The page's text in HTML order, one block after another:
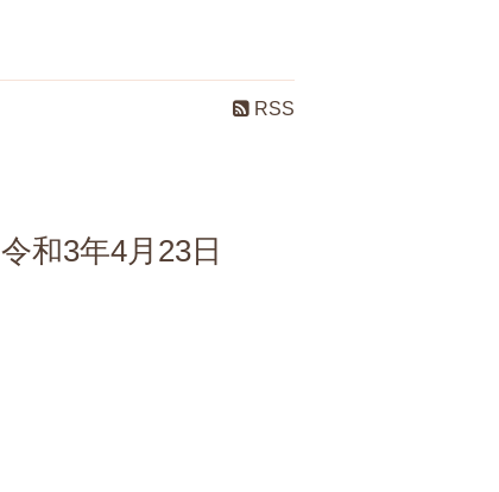
RSS
和3年4月23日